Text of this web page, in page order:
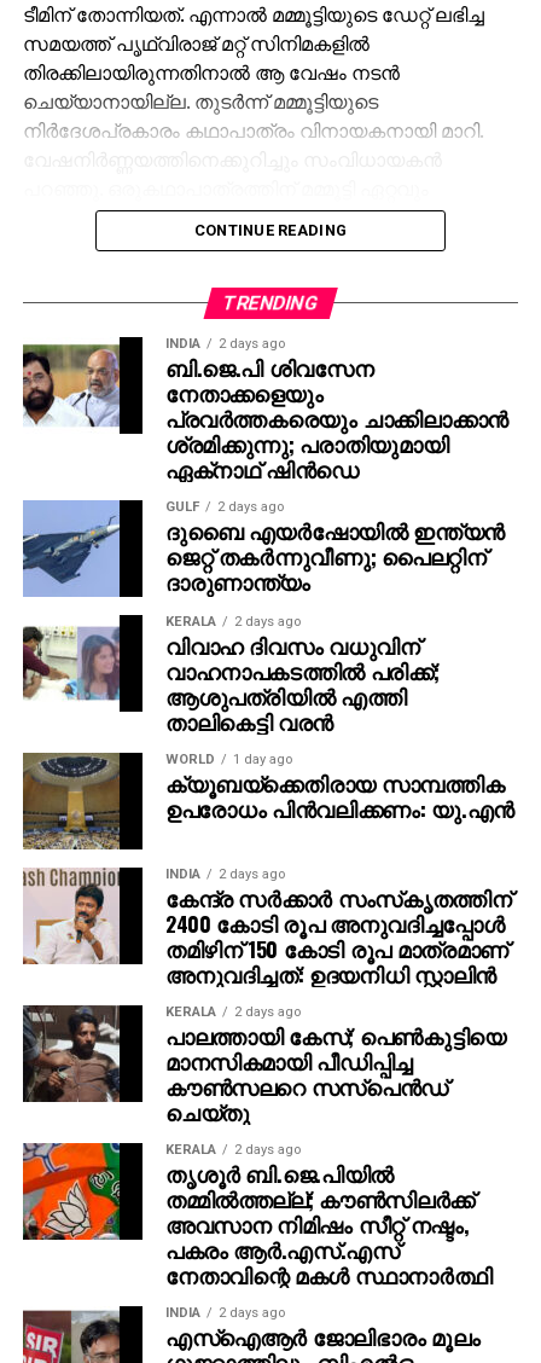
ടീമിന് തോന്നിയത്. എന്നാല്‍ മമ്മൂട്ടിയുടെ ഡേറ്റ് ലഭിച്ച
സമയത്ത് പൃഥ്വിരാജ് മറ്റ് സിനിമകളില്‍
തിരക്കിലായിരുന്നതിനാല്‍ ആ വേഷം നടന്‍
ചെയ്യാനായില്ല. തുടര്‍ന്ന് മമ്മൂട്ടിയുടെ
നിര്‍ദേശപ്രകാരം കഥാപാത്രം വിനായകനായി മാറി.
അനുയോജ്യനാണെന്ന് തോന്നിയതിനാല്‍
എക്‌സിക്യൂട്ടീവ് പ്രൊഡ്യൂസര്‍ വിവേക് ദാമോദരന്‍
തങ്ങള്‍ക്ക് മനസ്സിലുണ്ടായിരുന്നതുപോലെ തന്നെയാണ്
പൃഥ്വിരാജും ആ വേഷം മമ്മൂക്ക ചെയ്യണം എന്ന്
നിര്‍ദേശിച്ചതെന്നും അദ്ദേഹം വെളിപ്പെടുത്തി. ജിതിന്‍
കെ. ജോസ് പറഞ്ഞു പോലെ, വിനായകന്‍ അവതരിപ്പിച്ച
വേഷം തന്നെയാണ് ആദ്യം പൃഥ്വിരാജിന്
പരിഗണിച്ചത്. മമ്മൂട്ടി കമ്പനി നിര്‍മിച്ച ‘കളങ്കാവല്‍’
നവംബര്‍ 27ന് തീയേറ്ററുകളില്‍ റിലീസ് ചെയ്യും.
CONTINUE READING
TRENDING
INDIA 2 days ago
ബി.ജെ.പി ശിവസേന
നേതാക്കളെയും
പ്രവര്‍ത്തകരെയും ചാക്കിലാക്കാന്‍
ശ്രമിക്കുന്നു; പരാതിയുമായി
ഏക്‌നാഥ് ഷിന്‍ഡെ
GULF 2 days ago
ദുബൈ എയര്‍ഷോയില്‍ ഇന്ത്യന്‍
ജെറ്റ് തകര്‍ന്നുവീണു; പൈലറ്റിന്
ദാരുണാന്ത്യം
KERALA 2 days ago
വിവാഹ ദിവസം വധുവിന്
വാഹനാപകടത്തില്‍ പരിക്ക്;
ആശുപത്രിയില്‍ എത്തി
താലികെട്ടി വരന്‍
WORLD 1 day ago
ക്യൂബയ്ക്കെതിരായ സാമ്പത്തിക
ഉപരോധം പിന്‍വലിക്കണം: യു.എന്‍
INDIA 2 days ago
കേന്ദ്ര സര്‍ക്കാര്‍ സംസ്‌കൃതത്തിന്
2400 കോടി രൂപ അനുവദിച്ചപ്പോള്‍
തമിഴിന് 150 കോടി രൂപ മാത്രമാണ്
അനുവദിച്ചത്: ഉദയനിധി സ്റ്റാലിന്‍
KERALA 2 days ago
പാലത്തായി കേസ്; പെൺകുട്ടിയെ
മാനസികമായി പീഡിപ്പിച്ച
കൗൺസലറെ സസ്പെൻഡ്
ചെയ്തു
KERALA 2 days ago
തൃശൂര്‍ ബി.ജെ.പിയില്‍
തമ്മില്‍ത്തല്ല്; കൗണ്‍സിലര്‍ക്ക്
അവസാന നിമിഷം സീറ്റ് നഷ്ടം,
പകരം ആര്‍.എസ്.എസ്
നേതാവിന്റെ മകള്‍ സ്ഥാനാര്‍ത്ഥി
INDIA 2 days ago
എസ്ഐആർ ജോലിഭാരം മൂലം ​